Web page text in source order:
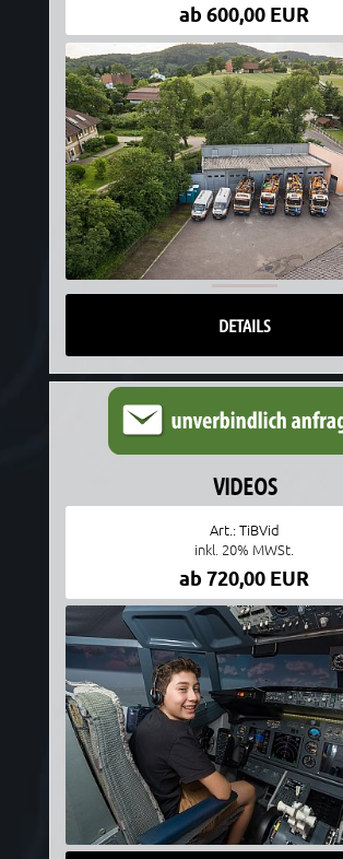
ab 600,00 EUR
DETAILS
VIDEOS
Art.: TiBVid
inkl. 20% MWSt.
ab 720,00 EUR